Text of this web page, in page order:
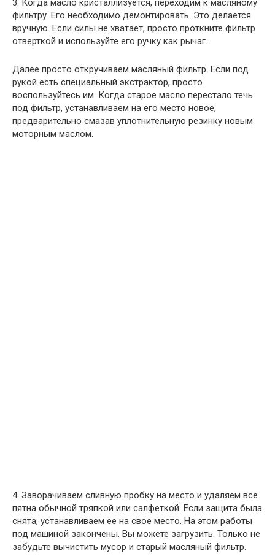
3. Когда масло кристаллизуется, переходим к масляному
фильтру. Его необходимо демонтировать. Это делается
вручную. Если силы не хватает, просто проткните фильтр
отверткой и используйте его ручку как рычаг.
Далее просто откручиваем масляный фильтр. Если под
рукой есть специальный экстрактор, просто
воспользуйтесь им. Когда старое масло перестало течь
под фильтр, устанавливаем на его место новое,
предварительно смазав уплотнительную резинку новым
моторным маслом.
4. Заворачиваем сливную пробку на место и удаляем все
пятна обычной тряпкой или салфеткой. Если защита была
снята, устанавливаем ее на свое место. На этом работы
под машиной закончены. Вы можете загрузить. Только не
забудьте вычистить мусор и старый масляный фильтр.